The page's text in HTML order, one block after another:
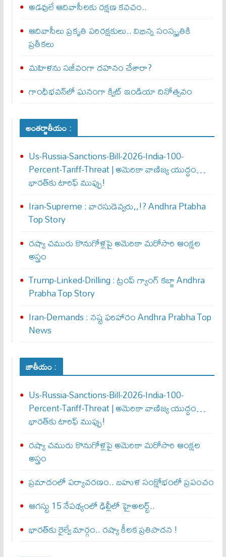
అడవులే ఆదివాసీలకు రక్షణ కవచం..
ఆదివాసీలు ప్రకృతి పరిరక్షకులు.. విభిన్న సంస్కృతికి
ప్రతీకలు
మహిళను సజీవంగా దహనం చేశారా?
గాంధీభవన్‌లో ఘనంగా క్విట్‌ ఇండియా దినోత్సవం
అంతర్జాతీయం :
Us-Russia-Sanctions-Bill-2026-India-100-
Percent-Tariff-Threat | అమెరికా వాణిజ్య యుద్ధం…
భారత్‌కు టారిఫ్ ముప్పు!
Iran-Supreme : వార‌సుడెవ్వ‌రు,,!? Andhra Ptabha
Top Story
రష్యా చమురు కొనుగోళ్లపై అమెరికా మరోసారి ఆంక్షల
అస్త్రం
Trump-Linked-Drilling : ట్రంప్ గ్యాంగ్ క‌బ్జా Andhra
Prabha Top Story
Iran-Demands : న‌ష్ట ఫ‌రిహారం Andhra Prabha Top
News
జాతీయం :
Us-Russia-Sanctions-Bill-2026-India-100-
Percent-Tariff-Threat | అమెరికా వాణిజ్య యుద్ధం…
భారత్‌కు టారిఫ్ ముప్పు!
రష్యా చమురు కొనుగోళ్లపై అమెరికా మరోసారి ఆంక్షల
అస్త్రం
ప్రమాదంలో పర్యావరణం.. బహుళ సంక్షోభంలో ప్రపంచం
ఆగస్టు 15 నేపథ్యంలో ఢిల్లీలో హైఅలర్ట్..
భారత్‌కు రైల్వే మార్గం.. రష్యా కీలక ప్రతిపాదన !